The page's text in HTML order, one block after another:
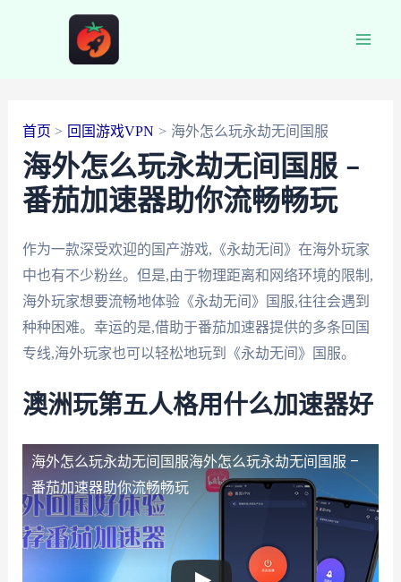
首页 回国游戏VPN 海外怎么玩永劫无间国服
海外怎么玩永劫无间国服 –
番茄加速器助你流畅畅玩
作为一款深受欢迎的国产游戏,《永劫无间》在海外玩家
中也有不少粉丝。但是,由于物理距离和网络环境的限制,
海外玩家想要流畅地体验《永劫无间》国服,往往会遇到
种种困难。幸运的是,借助于番茄加速器提供的多条回国
专线,海外玩家也可以轻松地玩到《永劫无间》国服。
澳洲玩第五人格用什么加速器好
海外怎么玩永劫无间国服海外怎么玩永劫无间国服 –
番茄加速器助你流畅畅玩